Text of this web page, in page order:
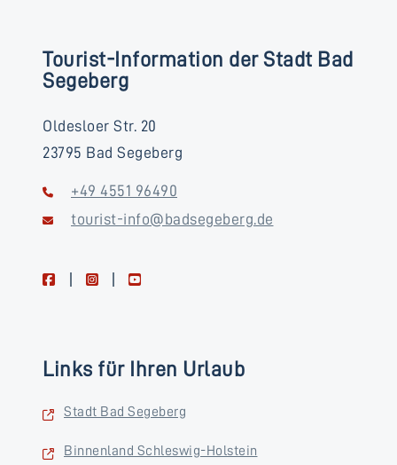
Tourist-Information der Stadt Bad
Segeberg
Oldesloer Str. 20
23795 Bad Segeberg
+49 4551 96490
tourist-info@badsegeberg.de
facebookinstagramyoutube
Links für Ihren Urlaub
Stadt Bad Segeberg
Binnenland Schleswig-Holstein